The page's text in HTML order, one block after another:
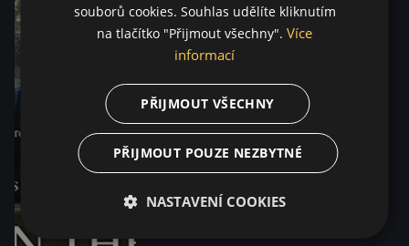
souborů cookies. Souhlas udělíte kliknutím
na tlačítko "Přijmout všechny". Více
informací
PŘIJMOUT VŠECHNY
PŘIJMOUT POUZE NEZBYTNÉ
NASTAVENÍ COOKIES